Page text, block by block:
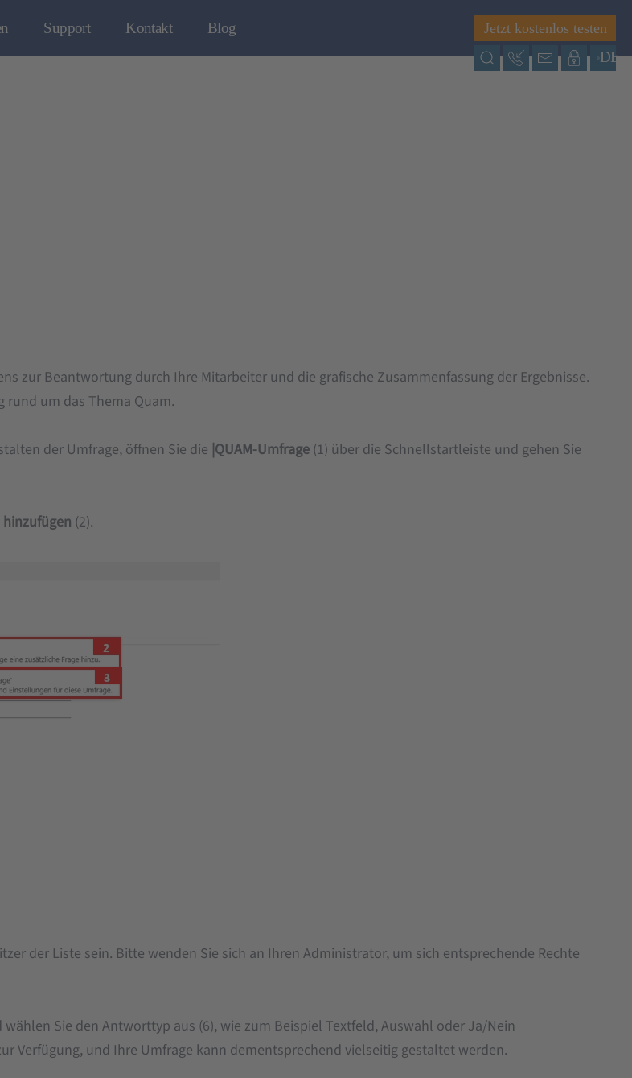
Support Kontakt Blog
Jetzt kostenlos testen
DE
zur Beantwortung durch Ihre Mitarbeiter und die grafische Zusammenfassung der Ergebnisse.
um das Thema Quam.
der Umfrage, öffnen Sie die |QUAM-Umfrage (1) über die Schnellstartleiste und gehen Sie
hinzufügen (2).
der Liste sein. Bitte wenden Sie sich an Ihren Administrator, um sich entsprechende Rechte
Sie den Antworttyp aus (6), wie zum Beispiel Textfeld, Auswahl oder Ja/Nein
Verfügung, und Ihre Umfrage kann dementsprechend vielseitig gestaltet werden.